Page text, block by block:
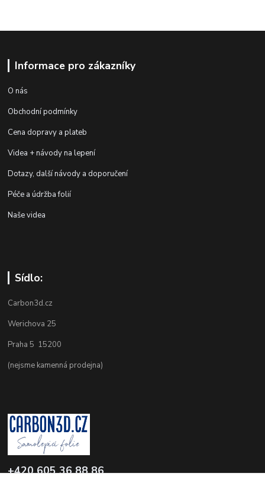
Informace pro zákazníky
O nás
Obchodní podmínky
Cena dopravy a plateb
Videa + návody na lepení
Dotazy, další návody a doporučení
Péče a údržba folií
Naše videa
Sídlo:
Carbon3d.cz
Werichova 25
Praha 5 15200
(nejsme kamenná prodejna)
+420 605 36 88 86